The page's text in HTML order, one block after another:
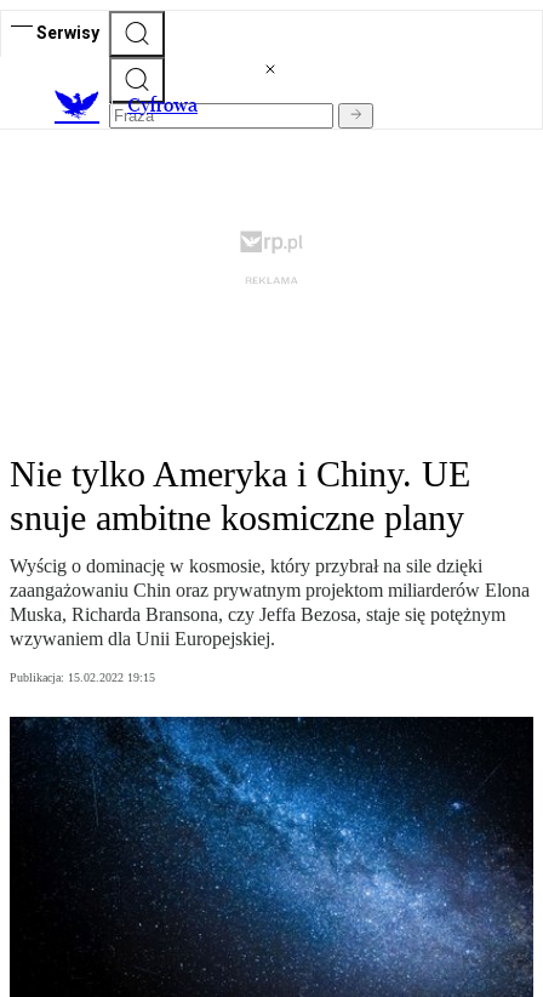
Serwisy
Cyfrowa
Nie tylko Ameryka i Chiny. UE
snuje ambitne kosmiczne plany
Wyścig o dominację w kosmosie, który przybrał na sile dzięki
zaangażowaniu Chin oraz prywatnym projektom miliarderów Elona
Muska, Richarda Bransona, czy Jeffa Bezosa, staje się potężnym
wzywaniem dla Unii Europejskiej.
Publikacja: 15.02.2022 19:15